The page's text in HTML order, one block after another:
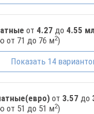
от 4.27 до 4.55
от 71 до 76 м2)
Показать 14
от 3.57 до
от 51 до 51 м2)